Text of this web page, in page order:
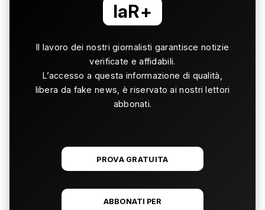
laR+
Il lavoro dei nostri giornalisti garantisce notizie
verificate e affidabili.
L’accesso a questa informazione di qualità,
libera da fake news, è riservato ai nostri lettori
abbonati.
PROVA GRATUITA
ABBONATI PER